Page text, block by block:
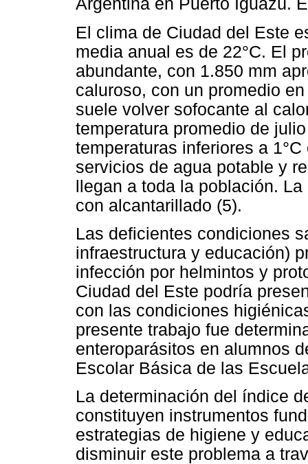
Argentina en Puerto Iguazú.
El clima de Ciudad del Este
media anual es de 22°C. El
abundante, con 1.850 mm
caluroso, con un promedio
suele volver sofocante al
temperatura promedio de
temperaturas inferiores a
servicios de agua potable y
llegan a toda la población.
con alcantarillado (5).
Las deficientes condiciones
infraestructura y educación)
infección por helmintos y
Ciudad del Este podría
con las condiciones
presente trabajo fue
enteroparásitos en alumnos
Escolar Básica de las
La determinación del índice
constituyen instrumentos
estrategias de higiene y
disminuir este problema a